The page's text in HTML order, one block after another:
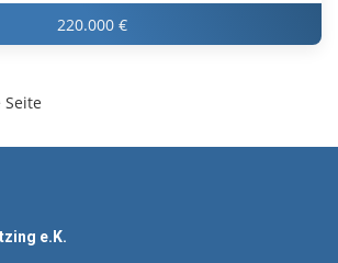
220.000 €
Seite
e.K.